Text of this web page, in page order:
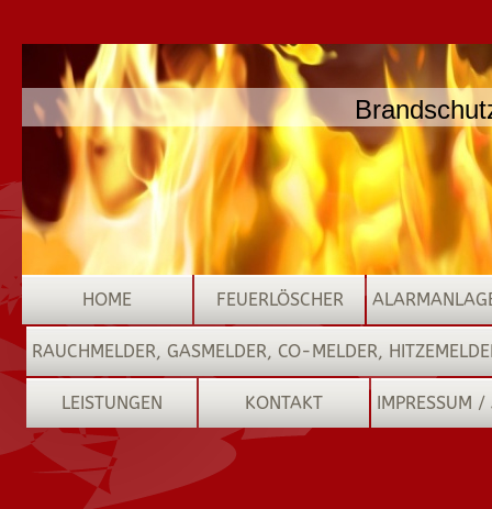
HOME FEUERLÖSCHER
RAUCHMELDER, GASMELDER, CO-MELDER,
LEISTUNGEN KONTAKT IMPRESSUM /